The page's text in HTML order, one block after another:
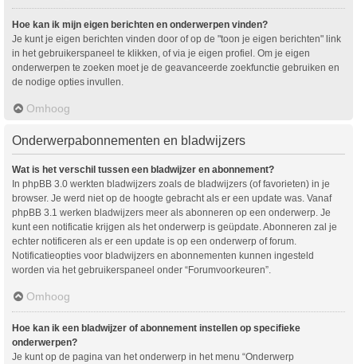
Hoe kan ik mijn eigen berichten en onderwerpen vinden?
Je kunt je eigen berichten vinden door of op de "toon je eigen berichten" link
in het gebruikerspaneel te klikken, of via je eigen profiel. Om je eigen
onderwerpen te zoeken moet je de geavanceerde zoekfunctie gebruiken en
de nodige opties invullen.
Omhoog
Onderwerpabonnementen en bladwijzers
Wat is het verschil tussen een bladwijzer en abonnement?
In phpBB 3.0 werkten bladwijzers zoals de bladwijzers (of favorieten) in je
browser. Je werd niet op de hoogte gebracht als er een update was. Vanaf
phpBB 3.1 werken bladwijzers meer als abonneren op een onderwerp. Je
kunt een notificatie krijgen als het onderwerp is geüpdate. Abonneren zal je
echter notificeren als er een update is op een onderwerp of forum.
Notificatieopties voor bladwijzers en abonnementen kunnen ingesteld
worden via het gebruikerspaneel onder “Forumvoorkeuren”.
Omhoog
Hoe kan ik een bladwijzer of abonnement instellen op specifieke
onderwerpen?
Je kunt op de pagina van het onderwerp in het menu “Onderwerp